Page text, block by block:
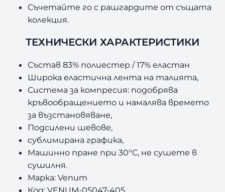
Съчетайте го с рашгардите от същата
колекция.
ТЕХНИЧЕСКИ ХАРАКТЕРИСТИКИ
Състав 83% полиестер / 17% еластан
Широка еластична лента на талията,
Система за компресия: подобрява
кръвообращението и намалява времето
за възстановяване,
Подсилени шевове,
сублимирана графика,
Машинно пране при 30°C, не сушете в
сушилня.
Марка: Venum
Код: VENUM-05047-405